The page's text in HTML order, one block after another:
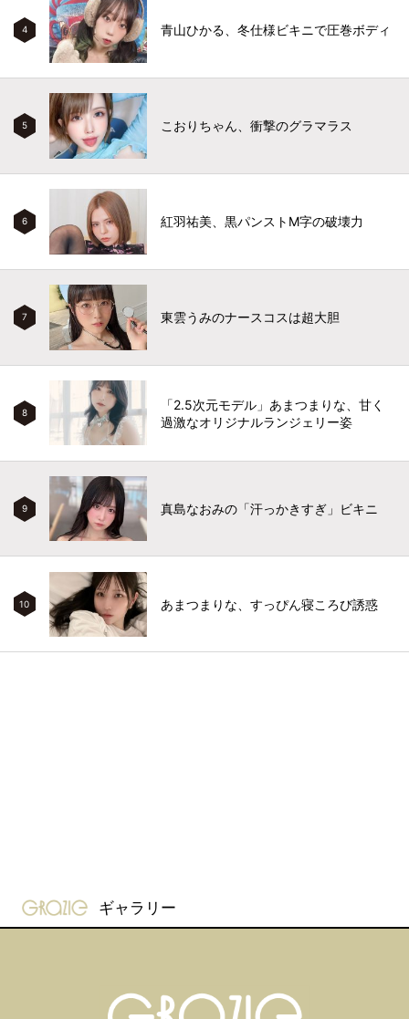
4 青山ひかる、冬仕様ビキニで圧巻ボディ
5 こおりちゃん、衝撃のグラマラス
6 紅羽祐美、黒パンストM字の破壊力
7 東雲うみのナースコスは超大胆
8
「2.5次元モデル」あまつまりな、甘く
過激なオリジナルランジェリー姿
9 真島なおみの「汗っかきすぎ」ビキニ
10 あまつまりな、すっぴん寝ころび誘惑
gravure-grazie
ギャラリー